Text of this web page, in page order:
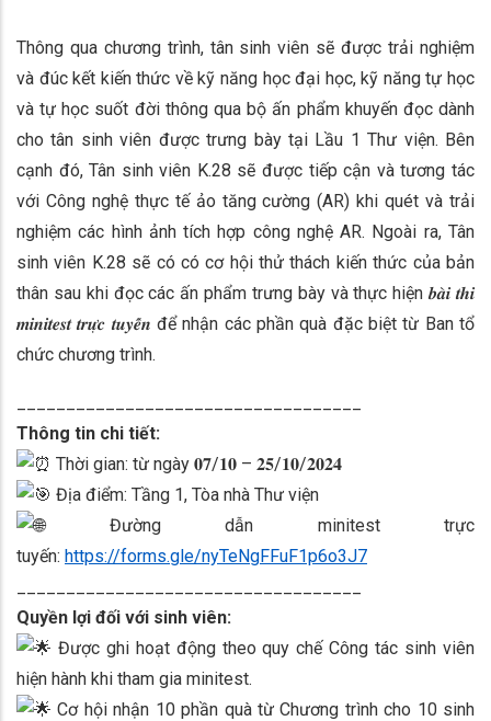
Thông qua chương trình, tân sinh viên sẽ được trải nghiệm
và đúc kết kiến thức về kỹ năng học đại học, kỹ năng tự học
và tự học suốt đời thông qua bộ ấn phẩm khuyến đọc dành
cho tân sinh viên được trưng bày tại Lầu 1 Thư viện. Bên
cạnh đó, Tân sinh viên K.28 sẽ được tiếp cận và tương tác
với Công nghệ thực tế ảo tăng cường (AR) khi quét và trải
nghiệm các hình ảnh tích hợp công nghệ AR. Ngoài ra, Tân
sinh viên K.28 sẽ có có cơ hội thử thách kiến thức của bản
thân sau khi đọc các ấn phẩm trưng bày và thực hiện 𝒃𝒂̀𝒊 𝒕𝒉𝒊
𝒎𝒊𝒏𝒊𝒕𝒆𝒔𝒕 𝒕𝒓𝒖̛̣𝒄 𝒕𝒖𝒚𝒆̂́𝒏 để nhận các phần quà đặc biệt từ Ban tổ
chức chương trình.
Thông tin chi tiết:
Thời gian: từ ngày 𝟎𝟕/𝟏𝟎 – 𝟐𝟓/𝟏𝟎/𝟐𝟎𝟐𝟒
Địa điểm: Tầng 1, Tòa nhà Thư viện
Đường dẫn minitest trực
tuyến: https://forms.gle/nyTeNgFFuF1p6o3J7
Quyền lợi đối với sinh viên:
Được ghi hoạt động theo quy chế Công tác sinh viên
hiện hành khi tham gia minitest.
Cơ hội nhận 10 phần quà từ Chương trình cho 10 sinh